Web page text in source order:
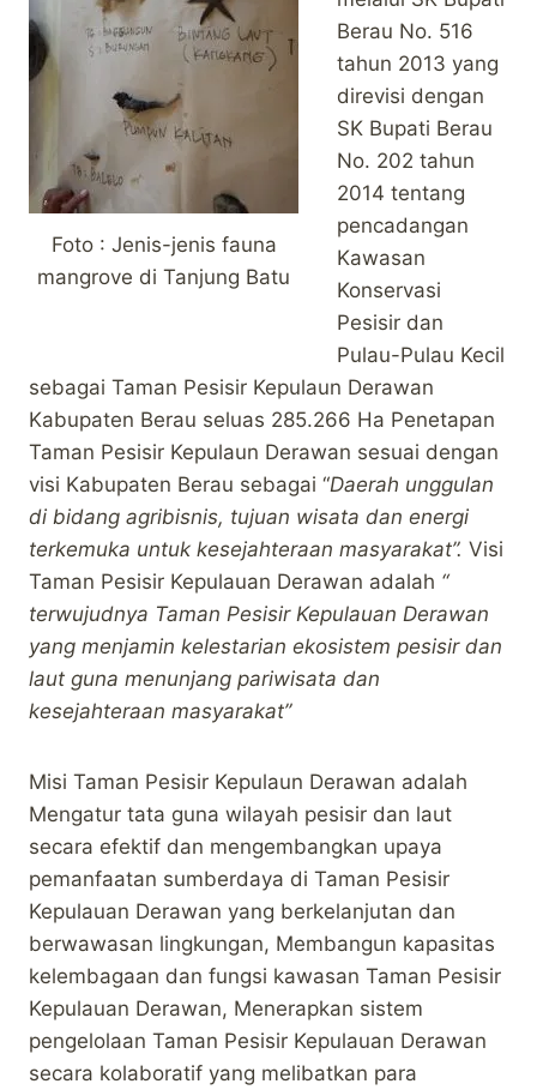
Foto : Jenis-jenis fauna
mangrove di Tanjung Batu
Berau No. 516
tahun 2013 yang
direvisi dengan
SK Bupati Berau
No. 202 tahun
2014 tentang
pencadangan
Kawasan
Konservasi
Pesisir dan
Pulau-Pulau Kecil
sebagai Taman Pesisir Kepulaun Derawan
Kabupaten Berau seluas 285.266 Ha Penetapan
Taman Pesisir Kepulaun Derawan sesuai dengan
visi Kabupaten Berau sebagai “Daerah unggulan
di bidang agribisnis, tujuan wisata dan energi
terkemuka untuk kesejahteraan masyarakat”. Visi
Taman Pesisir Kepulauan Derawan adalah “
terwujudnya Taman Pesisir Kepulauan Derawan
yang menjamin kelestarian ekosistem pesisir dan
laut guna menunjang pariwisata dan
kesejahteraan masyarakat”
Misi Taman Pesisir Kepulaun Derawan adalah
Mengatur tata guna wilayah pesisir dan laut
secara efektif dan mengembangkan upaya
pemanfaatan sumberdaya di Taman Pesisir
Kepulauan Derawan yang berkelanjutan dan
berwawasan lingkungan, Membangun kapasitas
kelembagaan dan fungsi kawasan Taman Pesisir
Kepulauan Derawan, Menerapkan sistem
pengelolaan Taman Pesisir Kepulauan Derawan
secara kolaboratif yang melibatkan para